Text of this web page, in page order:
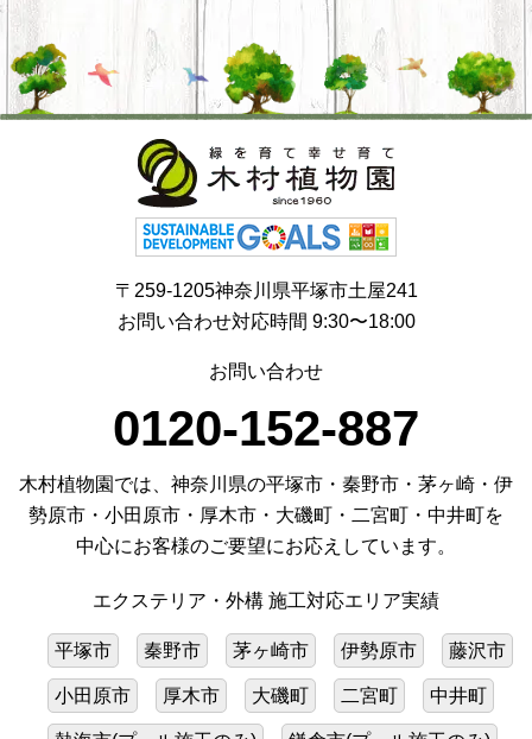
〒259-1205神奈川県平塚市土屋241
お問い合わせ対応時間 9:30〜18:00
お問い合わせ
0120-152-887
木村植物園では、神奈川県の平塚市・秦野市・茅ヶ崎・伊
勢原市・小田原市・厚木市・大磯町・二宮町・中井町を
中心にお客様のご要望にお応えしています。
エクステリア・外構 施工対応エリア実績
平塚市 秦野市 茅ヶ崎市 伊勢原市 藤沢市
小田原市 厚木市 大磯町 二宮町 中井町